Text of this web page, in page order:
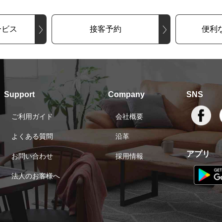
ス 接客予約 便利
Support
ご利用ガイド
よくある質問
お問い合わせ
法人のお客様へ
Company
会社概要
沿革
採用情報
SNS
アプリ